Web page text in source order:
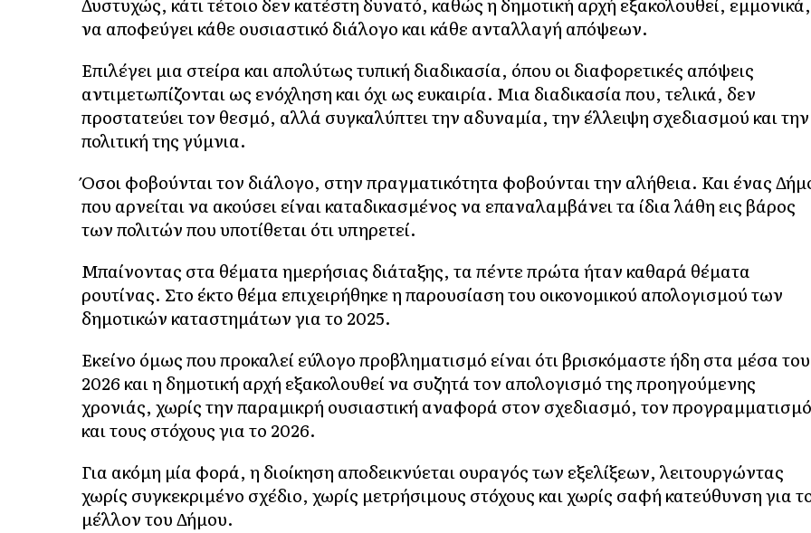
να αποφεύγει κάθε ουσιαστικό διάλογο και κάθε ανταλλαγή απόψεων.
Επιλέγει μια στείρα και απολύτως τυπική διαδικασία, όπου οι διαφορετικές απόψεις
αντιμετωπίζονται ως ενόχληση και όχι ως ευκαιρία. Μια διαδικασία που, τελικά, δεν
προστατεύει τον θεσμό, αλλά συγκαλύπτει την αδυναμία, την έλλειψη σχεδιασμού και την
πολιτική της γύμνια.
Όσοι φοβούνται τον διάλογο, στην πραγματικότητα φοβούνται την αλήθεια. Και ένας
που αρνείται να ακούσει είναι καταδικασμένος να επαναλαμβάνει τα ίδια λάθη εις βάρος
των πολιτών που υποτίθεται ότι υπηρετεί.
Μπαίνοντας στα θέματα ημερήσιας διάταξης, τα πέντε πρώτα ήταν καθαρά θέματα
ρουτίνας. Στο έκτο θέμα επιχειρήθηκε η παρουσίαση του οικονομικού απολογισμού των
δημοτικών καταστημάτων για το 2025.
Εκείνο όμως που προκαλεί εύλογο προβληματισμό είναι ότι βρισκόμαστε ήδη στα μέσα του
2026 και η δημοτική αρχή εξακολουθεί να συζητά τον απολογισμό της προηγούμενης
χρονιάς, χωρίς την παραμικρή ουσιαστική αναφορά στον σχεδιασμό, τον προγραμματισμό
και τους στόχους για το 2026.
Για ακόμη μία φορά, η διοίκηση αποδεικνύεται ουραγός των εξελίξεων, λειτουργώντας
χωρίς συγκεκριμένο σχέδιο, χωρίς μετρήσιμους στόχους και χωρίς σαφή κατεύθυνση για
μέλλον του Δήμου.